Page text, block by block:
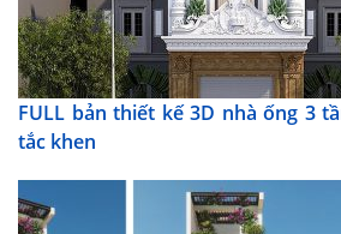
FULL bản thiết kế 3D nhà ống 3
tắc khen